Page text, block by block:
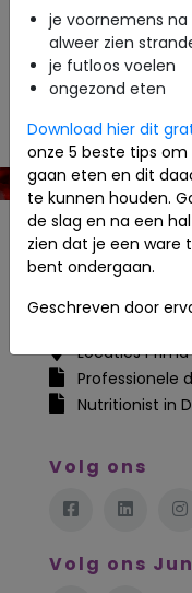
bereiken door
leefstijl.
Contact
06-43577459
Locaties
Professionele
Nutritionist in
Volg ons
Volg ons
je voornemens na
alweer zien
je futloos voelen
ongezond eten
Download hier dit
onze 5 beste tips
gaan eten en dit
te kunnen houden.
de slag en na een
zien dat je een ware
bent ondergaan.
Geschreven door